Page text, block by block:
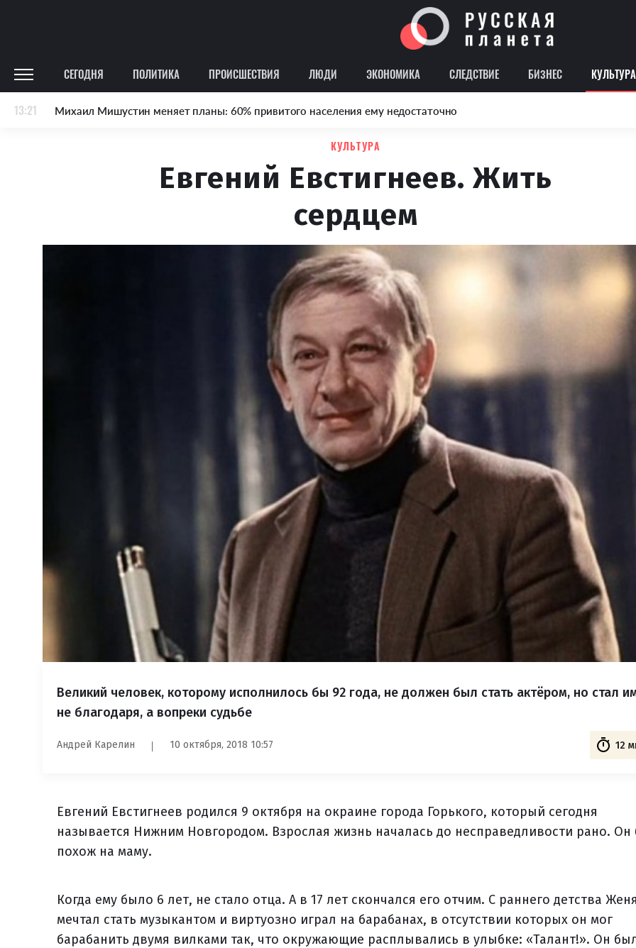
СЕГОДНЯ ПОЛИТИКА ПРОИСШЕСТВИЯ ЛЮДИ ЭКОНОМИКА СЛЕДСТВИЕ БИЗНЕС КУЛЬТУРА
13:21 Михаил Мишустин меняет планы: 60% привитого населения ему недостаточно
КУЛЬТУРА
Евгений Евстигнеев. Жить
сердцем
Великий человек, которому исполнилось бы 92 года, не должен был стать актёром, но стал
не благодаря, а вопреки судьбе
Андрей Карелин 10 октября, 2018 10:57 12
Евгений Евстигнеев родился 9 октября на окраине города Горького, который сегодня
называется Нижним Новгородом. Взрослая жизнь началась до несправедливости рано. Он
похож на маму.
Когда ему было 6 лет, не стало отца. А в 17 лет скончался его отчим. С раннего детства Женя
мечтал стать музыкантом и виртуозно играл на барабанах, в отсутствии которых он мог
барабанить двумя вилками так, что окружающие расплывались в улыбке: «Талант!». Он